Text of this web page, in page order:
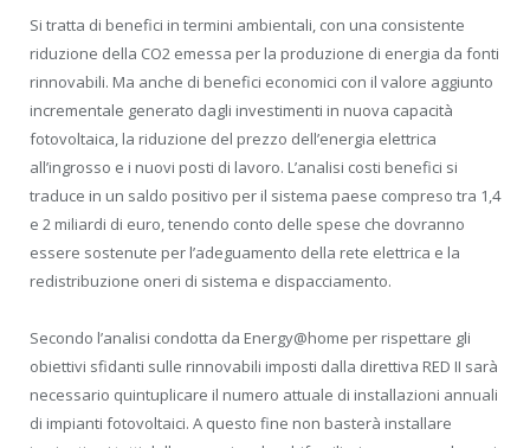
Si tratta di benefici in termini ambientali, con una consistente
riduzione della CO2 emessa per la produzione di energia da fonti
rinnovabili. Ma anche di benefici economici con il valore aggiunto
incrementale generato dagli investimenti in nuova capacità
fotovoltaica, la riduzione del prezzo dell’energia elettrica
all’ingrosso e i nuovi posti di lavoro. L’analisi costi benefici si
traduce in un saldo positivo per il sistema paese compreso tra 1,4
e 2 miliardi di euro, tenendo conto delle spese che dovranno
essere sostenute per l’adeguamento della rete elettrica e la
redistribuzione oneri di sistema e dispacciamento.
Secondo l’analisi condotta da Energy@home per rispettare gli
obiettivi sfidanti sulle rinnovabili imposti dalla direttiva RED II sarà
necessario quintuplicare il numero attuale di installazioni annuali
di impianti fotovoltaici. A questo fine non basterà installare